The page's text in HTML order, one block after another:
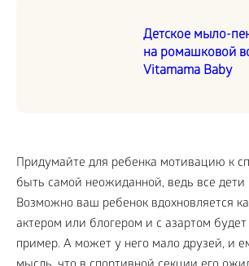
Детское мыло-
на ромашковой
Vitamama Baby
Придумайте для ребенка мотивацию к
быть самой неожиданной, ведь все
Возможно ваш ребенок вдохновляется
актером или блогером и с азартом будет
пример. А может у него мало друзей, и